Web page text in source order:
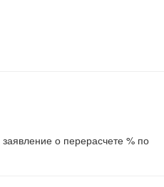
о перерасчете % по